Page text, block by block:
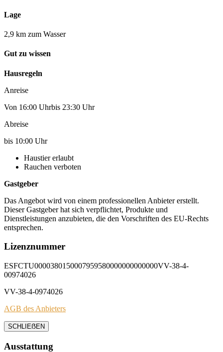
Lage
2,9 km zum Wasser
Gut zu wissen
Hausregeln
Anreise
Von 16:00 Uhrbis 23:30 Uhr
Abreise
bis 10:00 Uhr
Haustier erlaubt
Rauchen verboten
Gastgeber
Das Angebot wird von einem professionellen Anbieter erstellt.
Dieser Gastgeber hat sich verpflichtet, Produkte und
Dienstleistungen anzubieten, die den Vorschriften des EU-Rechts
entsprechen.
Lizenznummer
ESFCTU0000380150007959580000000000000VV-38-4-
00974026
VV-38-4-0974026
AGB des Anbieters
SCHLIEẞEN
Ausstattung